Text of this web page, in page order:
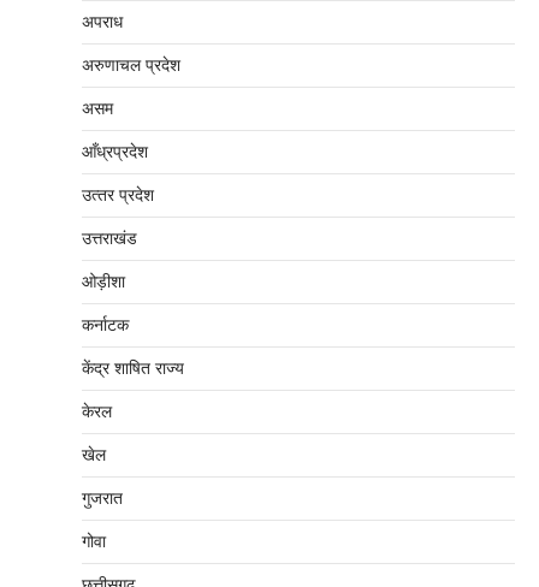
अपराध
अरुणाचल प्रदेश
असम
आँध्रप्रदेश
उत्‍तर प्रदेश
उत्तराखंड
ओड़ीशा
कर्नाटक
केंद्र शाषित राज्य
केरल
खेल
गुजरात
गोवा